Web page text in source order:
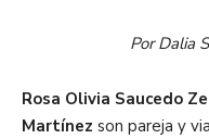
Por Dalia
Rosa Olivia Saucedo
Martínez son pareja y